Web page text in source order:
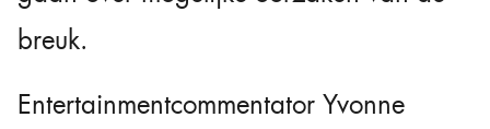
breuk.
Entertainmentcommentator Yvonne